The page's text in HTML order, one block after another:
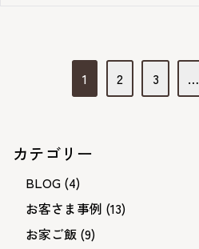
1 2 3 …
カテゴリー
BLOG (4)
お客さま事例 (13)
お家ご飯 (9)